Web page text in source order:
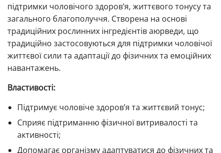
підтримки чоловічого здоров’я, життєвого тонусу та
загального благополуччя. Створена на основі
традиційних рослинних інгредієнтів аюрведи, що
традиційно застосовуються для підтримки чоловічої
життєвої сили та адаптації до фізичних та емоційних
навантажень.
Властивості:
Підтримує чоловіче здоров’я та життєвий тонус;
Сприяє підтриманню фізичної витривалості та
активності;
Допомагає організму адаптуватися до фізичних та